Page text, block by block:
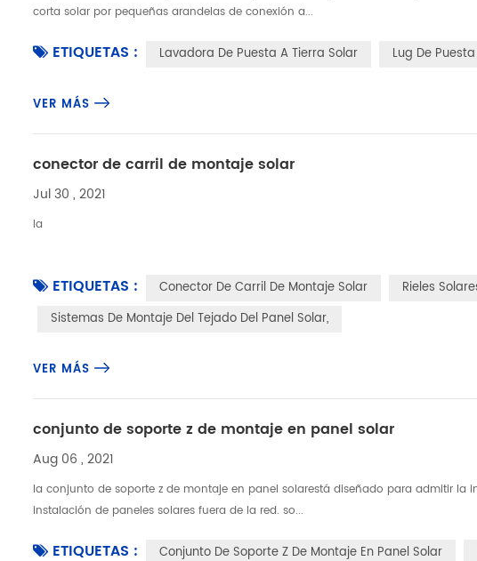
corta solar por pequeñas arandelas de conexión a...
ETIQUETAS : Lavadora De Puesta A Tierra Solar Lug De
VER MÁS
conector de carril de montaje solar
Jul 30 , 2021
la
ETIQUETAS : Conector De Carril De Montaje Solar
Rieles
Sistemas De Montaje Del Tejado Del Panel Solar,
VER MÁS
conjunto de soporte z de montaje en panel solar
Aug 06 , 2021
la conjunto de soporte z de montaje en panel solarestá diseñado para admitir la
instalación de paneles solares fuera de la red. so...
ETIQUETAS : Conjunto De Soporte Z De Montaje En Panel Solar